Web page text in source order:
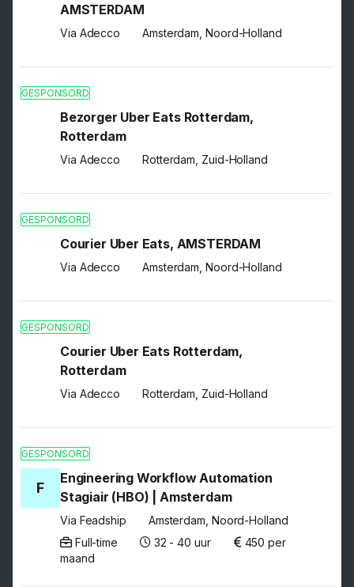
AMSTERDAM
Via Adecco Amsterdam, Noord-Holland
GESPONSORD
Bezorger Uber Eats Rotterdam,
Rotterdam
Via Adecco Rotterdam, Zuid-Holland
GESPONSORD
Courier Uber Eats, AMSTERDAM
Via Adecco Amsterdam, Noord-Holland
GESPONSORD
Courier Uber Eats Rotterdam,
Rotterdam
Via Adecco Rotterdam, Zuid-Holland
GESPONSORD
F
Engineering Workflow Automation
Stagiair (HBO) | Amsterdam
Via Feadship
Amsterdam, Noord-Holland
Full-time
32 - 40 uur
450 per
maand